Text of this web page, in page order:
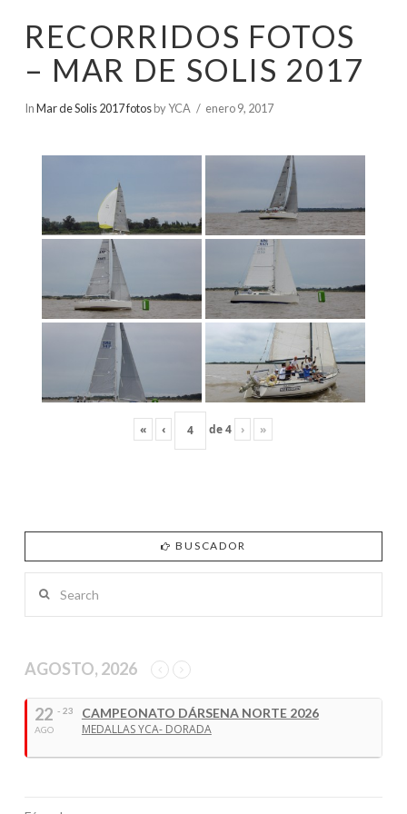
RECORRIDOS FOTOS
– MAR DE SOLIS 2017
InMar de Solis 2017 fotosby YCA enero 9, 2017
« ‹ de4 › »
BUSCADOR
AGOSTO, 2026
22
AGO
- 23
CAMPEONATO DÁRSENA NORTE 2026
MEDALLAS YCA- DORADA